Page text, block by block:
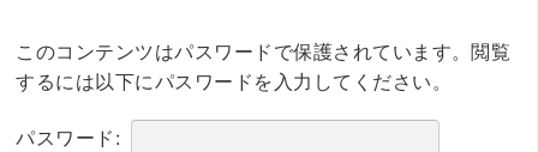
このコンテンツはパスワードで保護されています。閲覧
するには以下にパスワードを入力してください。
パスワード: